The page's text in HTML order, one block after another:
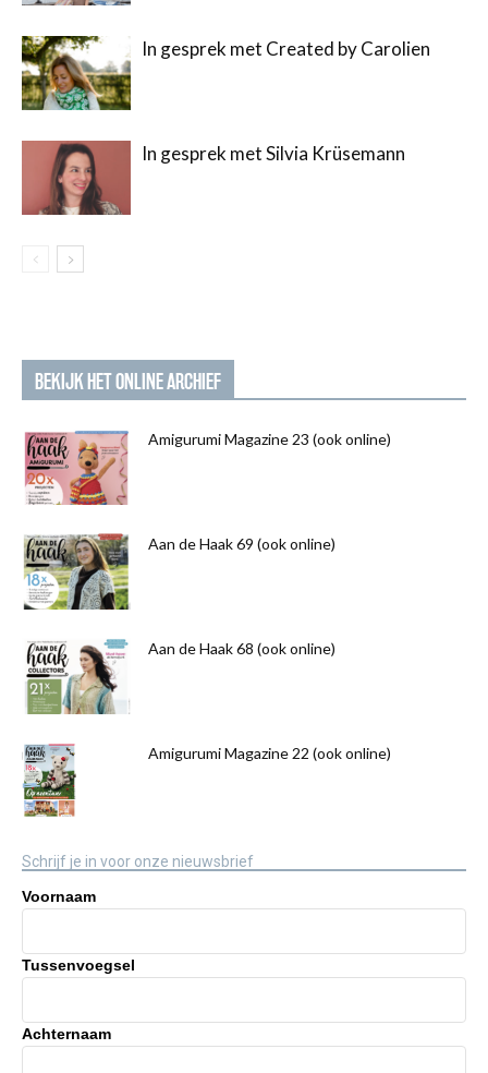
In gesprek met Created by Carolien
In gesprek met Silvia Krüsemann
BEKIJK HET ONLINE ARCHIEF
Amigurumi Magazine 23 (ook online)
Aan de Haak 69 (ook online)
Aan de Haak 68 (ook online)
Amigurumi Magazine 22 (ook online)
Schrijf je in voor onze nieuwsbrief
Voornaam
Tussenvoegsel
Achternaam